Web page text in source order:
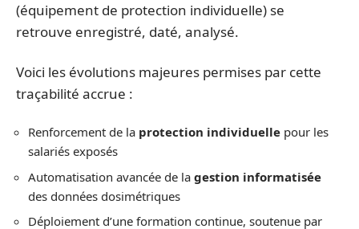
(équipement de protection individuelle) se
retrouve enregistré, daté, analysé.
Voici les évolutions majeures permises par cette
traçabilité accrue :
Renforcement de la protection individuelle pour les
salariés exposés
Automatisation avancée de la gestion informatisée
des données dosimétriques
Déploiement d’une formation continue, soutenue par